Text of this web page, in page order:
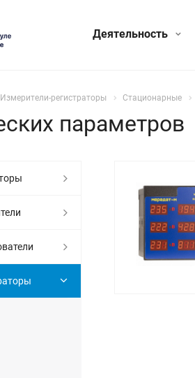
Деятельность
Измерители-регистраторы Стационарные
параметров